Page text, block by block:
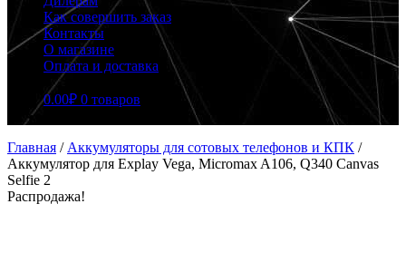
Как совершить заказ
Контакты
О магазине
Оплата и доставка
0.00₽ 0 товаров
Главная / Аккумуляторы для сотовых телефонов и КПК /
Аккумулятор для Explay Vega, Micromax A106, Q340 Canvas
Selfie 2
Распродажа!